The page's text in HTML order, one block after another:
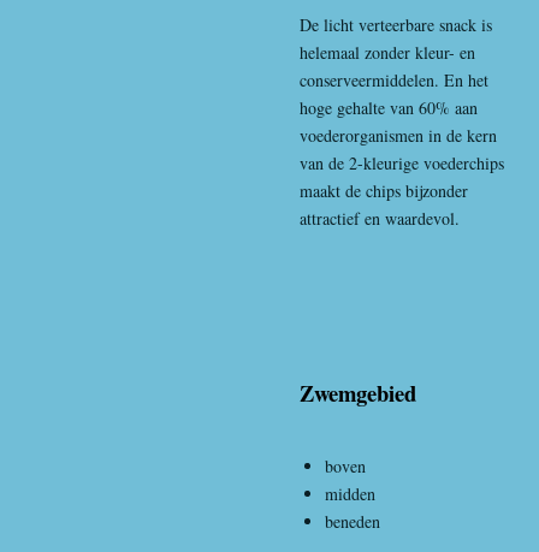
De licht verteerbare snack is
helemaal zonder kleur- en
conserveermiddelen. En het
hoge gehalte van 60% aan
voederorganismen in de kern
van de 2-kleurige voederchips
maakt de chips bijzonder
attractief en waardevol.
Zwemgebied
boven
midden
beneden